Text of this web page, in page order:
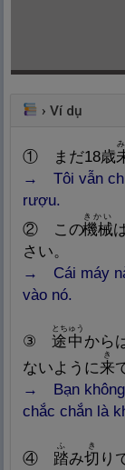
›Ví dụ
① まだ18歳
→ Tôi vẫn
rượu.
② この機械
きかい
さい。
→ Cái máy
vào nó.
③ 途中
とちゅう
から
ないように来
き
→ Bạn
chắc chắn là
④ 踏
ふ
み切
き
り